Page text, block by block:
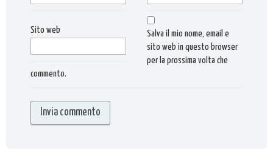
Sito web
Salva il mio nome, email e
sito web in questo browser
per la prossima volta che
commento.